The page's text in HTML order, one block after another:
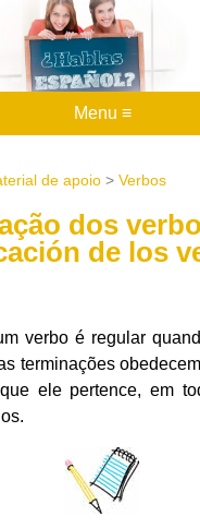
de apoio >Verbos
dos
de los
verbo é regular
terminações
ele pertence, em